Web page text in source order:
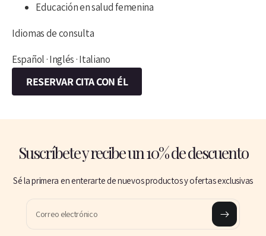
Educación en salud femenina‍
Idiomas de consulta
Español · Inglés · Italiano
RESERVAR CITA CON ÉL
Suscríbete y recibe un 10% de descuento
Sé la primera en enterarte de nuevos productos y ofertas exclusivas
Correo electrónico